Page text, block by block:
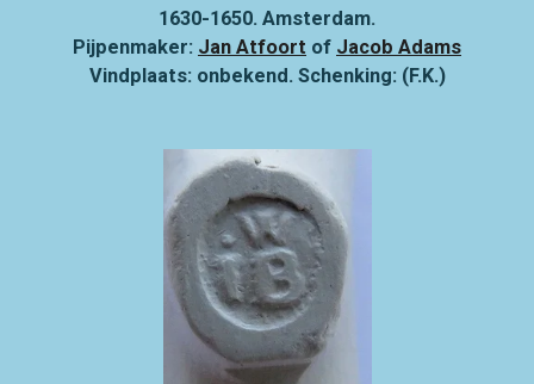
1630-1650. Amsterdam.
Pijpenmaker: Jan Atfoort of Jacob Adams
Vindplaats: onbekend. Schenking: (F.K.)